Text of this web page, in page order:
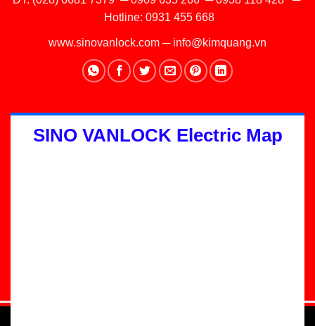
Hotline: 0931 455 668
www.sinovanlock.com ─ info@kimquang.vn
SINO VANLOCK Electric Map